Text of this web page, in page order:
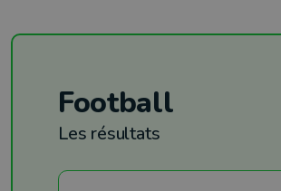
Football
Les résultats